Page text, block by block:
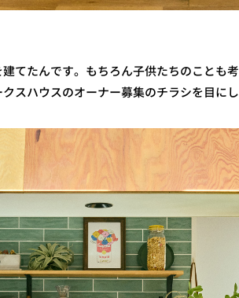
てたんです。もちろん子供たちのことも
スハウスのオーナー募集のチラシを目に